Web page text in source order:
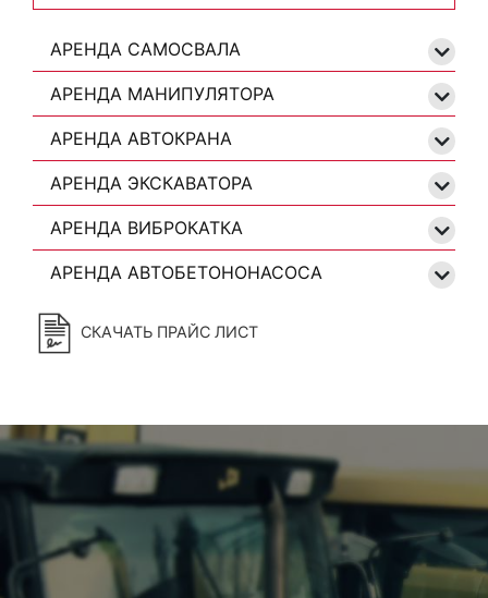
АРЕНДА САМОСВАЛА
АРЕНДА МАНИПУЛЯТОРА
АРЕНДА АВТОКРАНА
АРЕНДА ЭКСКАВАТОРА
АРЕНДА ВИБРОКАТКА
АРЕНДА АВТОБЕТОНОНАСОСА
СКАЧАТЬ ПРАЙС ЛИСТ